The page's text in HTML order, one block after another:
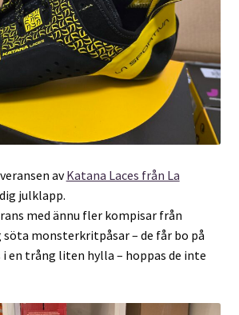
avKatana Laces från La
julklapp.
med ännu fler kompisar från
monsterkritpåsar – de får bo på
en trång liten hylla – hoppas de inte